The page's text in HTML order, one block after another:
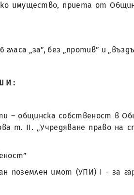
имущество, приета от
„за”, без „против” и
– общинска собственост в
т. ІІ. „Учредяване право
поземлен имот (УПИ) І - за